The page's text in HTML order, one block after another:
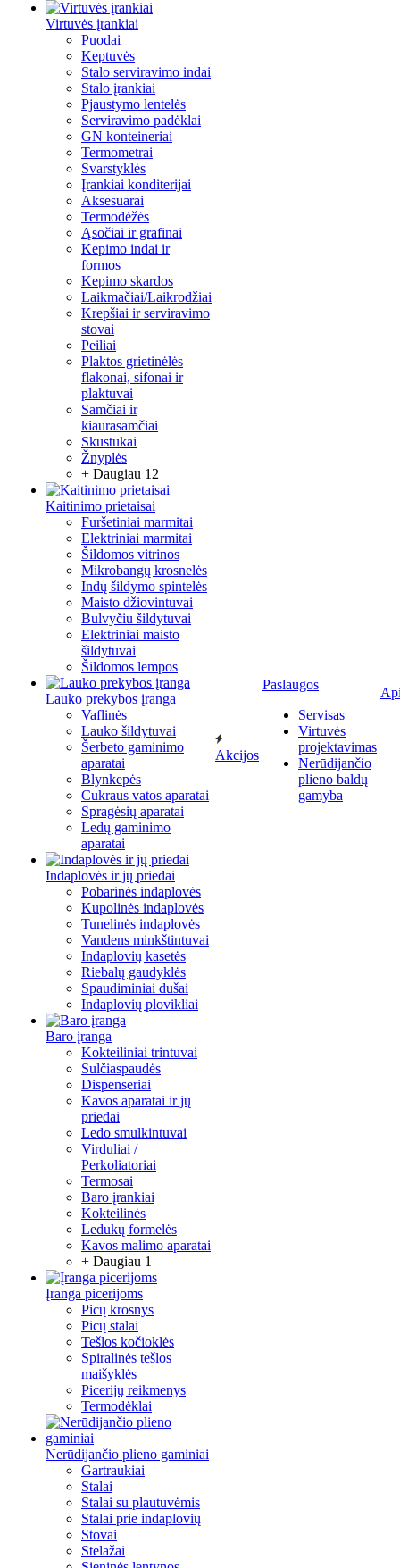
Virtuvės įrankiai
Puodai
Keptuvės
Stalo serviravimo indai
Stalo įrankiai
Pjaustymo lentelės
Serviravimo padėklai
GN konteineriai
Termometrai
Svarstyklės
Įrankiai konditerijai
Aksesuarai
Termodėžės
Ąsočiai ir grafinai
Kepimo indai ir
formos
Kepimo skardos
Laikmačiai/Laikrodžiai
Krepšiai ir serviravimo
stovai
Peiliai
Plaktos grietinėlės
flakonai, sifonai ir
plaktuvai
Samčiai ir
kiaurasamčiai
Skustukai
Žnyplės
+ Daugiau 12
Kaitinimo prietaisai
Furšetiniai marmitai
Elektriniai marmitai
Šildomos vitrinos
Mikrobangų krosnelės
Indų šildymo spintelės
Maisto džiovintuvai
Bulvyčiu šildytuvai
Elektriniai maisto
šildytuvai
Šildomos lempos
Lauko prekybos įranga
Vaflinės
Lauko šildytuvai
Šerbeto gaminimo
aparatai
Blynkepės
Cukraus vatos aparatai
Spragėsių aparatai
Ledų gaminimo
aparatai
Indaplovės ir jų priedai
Pobarinės indaplovės
Kupolinės indaplovės
Tunelinės indaplovės
Vandens minkštintuvai
Indaplovių kasetės
Riebalų gaudyklės
Spaudiminiai dušai
Indaplovių plovikliai
Baro įranga
Kokteiliniai trintuvai
Sulčiaspaudės
Dispenseriai
Kavos aparatai ir jų
priedai
Ledo smulkintuvai
Virduliai /
Perkoliatoriai
Termosai
Baro įrankiai
Kokteilinės
Ledukų formelės
Kavos malimo aparatai
+ Daugiau 1
Įranga picerijoms
Picų krosnys
Picų stalai
Tešlos kočioklės
Spiralinės tešlos
maišyklės
Picerijų reikmenys
Termodėklai
Nerūdijančio plieno gaminiai
Gartraukiai
Stalai
Stalai su plautuvėmis
Stalai prie indaplovių
Stovai
Stelažai
Akcijos
Paslaugos
Servisas
Virtuvės
projektavimas
Nerūdijančio
plieno baldų
gamyba